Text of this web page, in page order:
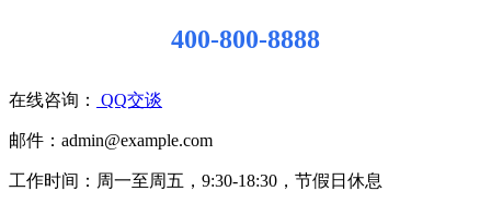
400-800-8888
在线咨询： QQ交谈
邮件：admin@example.com
工作时间：周一至周五，9:30-18:30，节假日休息